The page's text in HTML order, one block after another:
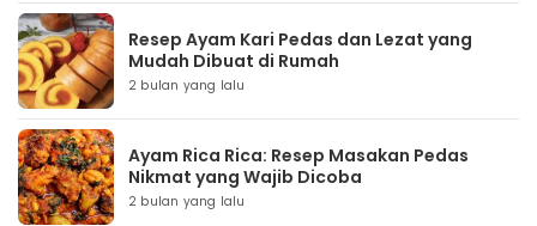
Resep Ayam Kari Pedas dan Lezat yang
Mudah Dibuat di Rumah
2 bulan yang lalu
Ayam Rica Rica: Resep Masakan Pedas
Nikmat yang Wajib Dicoba
2 bulan yang lalu